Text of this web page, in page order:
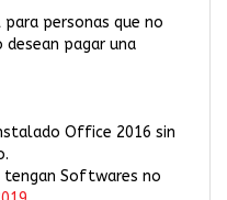
personas que no
desean pagar una
Office 2016 sin
tengan Softwares no